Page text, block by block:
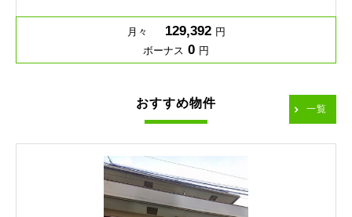
月々 129,392 円
ボーナス 0 円
おすすめ物件 一覧